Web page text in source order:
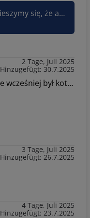
Dziękujemy za miłą opinię! Cieszymy się, że apartament i lokalizacja przypadły Państwu do gustu. Zapraszamy ponownie!
2 Tage, Juli 2025
Hinzugefügt: 30.7.2025
W mieszkaniu prawdopodobnie wcześniej był kot ponieważ poduszki na kanapie śmierdzą kotem i trzeba było wynieść je na balkon. Ponadto brak Tv tylko jeden kanał. I brak soli i nabłyszczacza w zmywarce. Jak przyjechałam to od razu w piątek zgłosiłam, że były dwa małe ręczniki, a nie cztery. Reszta super!
3 Tage, Juli 2025
Hinzugefügt: 26.7.2025
4 Tage, Juli 2025
Hinzugefügt: 23.7.2025